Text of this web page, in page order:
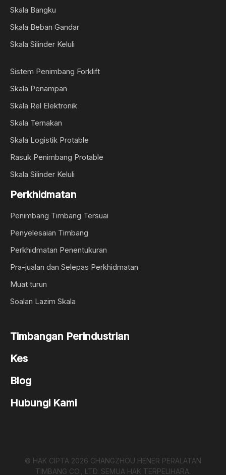
Skala Bangku
Skala Beban Gandar
Skala Silinder Keluli
Sistem Penimbang Forklift
Skala Penampan
Skala Rel Elektronik
Skala Ternakan
Skala Logistik Protable
Rasuk Penimbang Protable
Skala Silinder Keluli
Perkhidmatan
Penimbang Timbang Tersuai
Penyelesaian Timbang
Perkhidmatan Penentukuran
Pra-jualan dan Selepas Perkhidmatan
Muat turun
Soalan Lazim Skala
Timbangan Perindustrian
Kes
Blog
Hubungi Kami
© HAK CIPTA 2026 CHANGZHOU HENER PERALATAN
TIMBANG CO., LTD. SEMUA HAK TERPELIHARA.